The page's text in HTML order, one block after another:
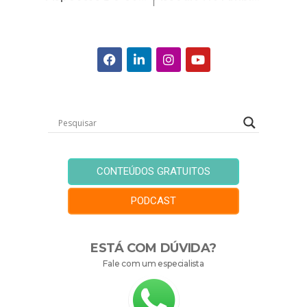
CONTEÚDOS GRATUITOS
PODCAST
ESTÁ COM DÚVIDA?
Fale com um especialista